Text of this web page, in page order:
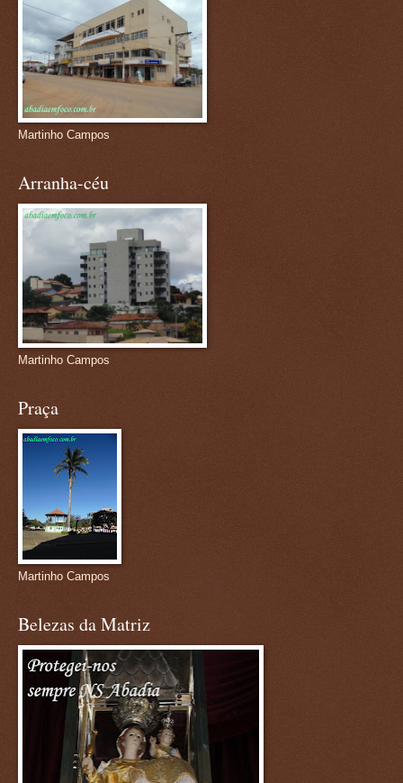
Martinho Campos
Arranha-céu
Martinho Campos
Praça
Martinho Campos
Belezas da Matriz